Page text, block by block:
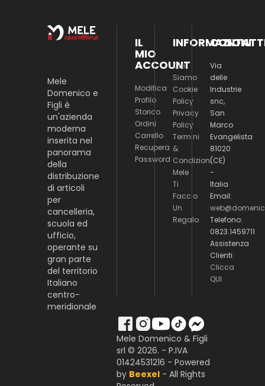
Mele
Domenico e
Figli è
un'azienda
moderna
inserita nel
panorama
della
distribuzione
di articoli
per
cancelleria,
scuola ed
ufficio,
operante su
gran parte
del territorio
Italiano
centro-
meridionale
IL
MIO
ACCOUNT
Modifica
Profilo
Storico
Ordini
Carrello
Recupera
Password
INFORMAZIONI
Chi
Siamo
Cookie
Policy
Privacy
Policy
Termini
&
Condizioni
Mele
Ti
Faccio
Un
Regalo
Via
delle
Industrie
snc,
San
Marco
Evangelista
81020
(CE)
-
Italia
Email:
Telefono:
0823.1459711
Assistenza
Clienti:
Clicca
QUI
Mele Domenico & Figli
srl © 2026. - P.IVA
01424531216 - Powered
by Beexel- All Rights